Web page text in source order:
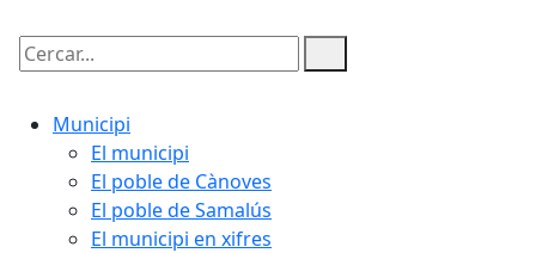
Cercar:
Municipi
El municipi
El poble de Cànoves
El poble de Samalús
El municipi en xifres